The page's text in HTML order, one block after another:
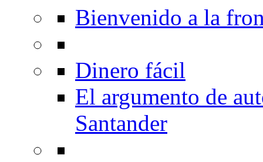
Bienvenido a la
Dinero fácil
El argumento de
Santander